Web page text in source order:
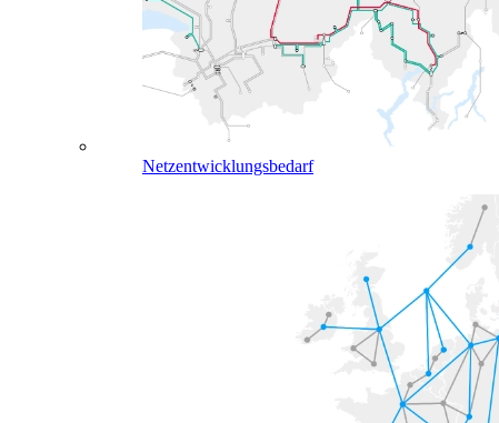
Netzentwicklungsbedarf